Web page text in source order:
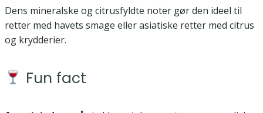
Dens mineralske og citrusfyldte noter gør den ideel til
retter med havets smage eller asiatiske retter med citrus
og krydderier.
Fun fact